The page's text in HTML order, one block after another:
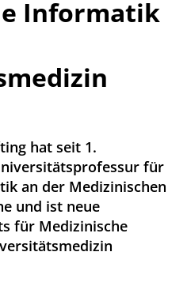
Informatik
hat seit 1.
für
an der Medizinischen
und ist neue
für Medizinische